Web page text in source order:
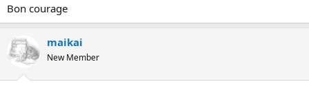
Bon courage
maikai
New Member